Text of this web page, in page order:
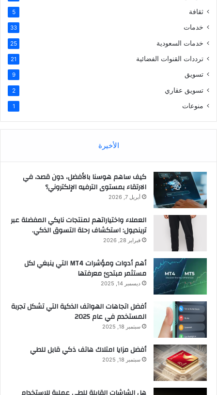
ثقافة 5
خدمات 33
خدمات السعودية 25
ترددات القنوات الفضائية 21
تسويق 9
تسويق عقاري 2
منوعات 1
الأخيرة
كيف ساهم هوسنا بالأفضل، دون قصد، في
الارتقاء بمستوى الترفيه الإلكتروني؟
أبريل 7, 2026
العملاء واختياراتهم لمنتجات نايكي المفضلة عبر
ترينديول: استكشاف رحلة التسوق الذكي.
فبراير 28, 2026
أهم أدوات ومؤشرات MT4 التي ينبغي لكل
مستثمر مبتدئ معرفتها
ديسمبر 14, 2025
أفضل اتجاهات الهواتف الذكية التي تشكل تجربة
المستخدم في عام 2025
سبتمبر 18, 2025
أفضل مزايا امتلاك هاتف ذكي قابل للطي
سبتمبر 18, 2025